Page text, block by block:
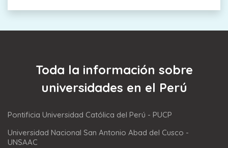
Toda la información sobre
universidades en el Perú
Pontificia Universidad Católica del Perú - PUCP
Universidad Nacional San Antonio Abad del Cusco -
UNSAAC